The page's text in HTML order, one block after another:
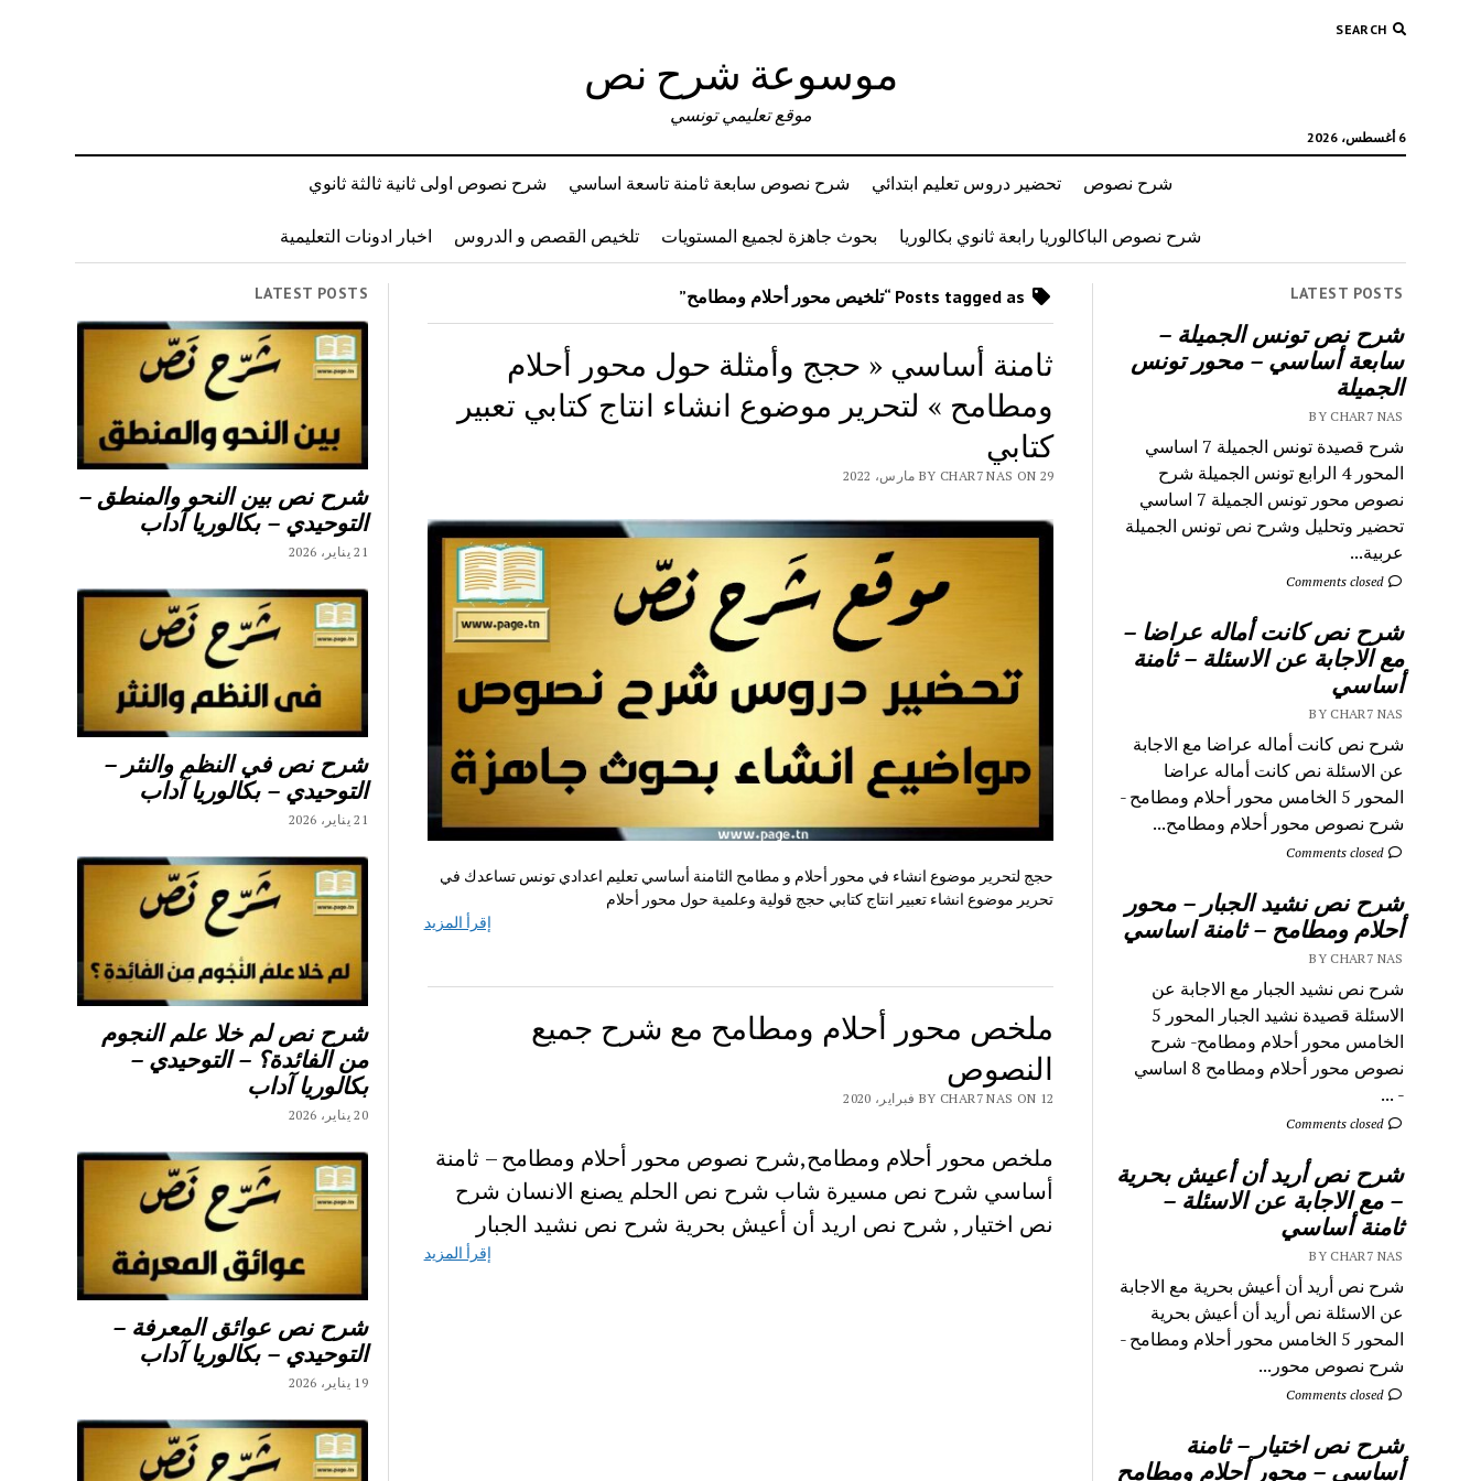
SEARCH
موسوعة شرح نص
6 أغسطس، 2026
موقع تعليمي تونسي
شرح نصوص تحضير دروس تعليم ابتدائي شرح نصوص سابعة ثامنة تاسعة اساسي شرح نصوص اولى ثانية ثالثة ثانوي
شرح نصوص الباكالوريا رابعة ثانوي بكالوريا بحوث جاهزة لجميع المستويات تلخيص القصص و الدروس اخبار ادونات التعليمية
LATEST POSTS
شرح نص تونس الجميلة –
سابعة أساسي – محور تونس
الجميلة
BY CHAR7 NAS
شرح قصيدة تونس الجميلة 7 اساسي
المحور 4 الرابع تونس الجميلة شرح
نصوص محور تونس الجميلة 7 اساسي
تحضير وتحليل وشرح نص تونس الجميلة
عربية...
Comments closed
شرح نص كانت أماله عراضا –
مع الاجابة عن الاسئلة – ثامنة
أساسي
BY CHAR7 NAS
شرح نص كانت أماله عراضا مع الاجابة
عن الاسئلة نص كانت أماله عراضا
المحور 5 الخامس محور أحلام ومطامح -
شرح نصوص محور أحلام ومطامح...
Comments closed
شرح نص نشيد الجبار – محور
أحلام ومطامح – ثامنة اساسي
BY CHAR7 NAS
شرح نص نشيد الجبار مع الاجابة عن
الاسئلة قصيدة نشيد الجبار المحور 5
الخامس محور أحلام ومطامح- شرح
نصوص محور أحلام ومطامح 8 اساسي
- ...
Comments closed
شرح نص أريد أن أعيش بحرية
– مع الاجابة عن الاسئلة –
ثامنة أساسي
BY CHAR7 NAS
شرح نص أريد أن أعيش بحرية مع الاجابة
عن الاسئلة نص أريد أن أعيش بحرية
المحور 5 الخامس محور أحلام ومطامح -
شرح نصوص محور...
Comments closed
شرح نص اختيار – ثامنة
أساسي – محور أحلام ومطامح
ثامنة أساسي « حجج وأمثلة حول محور أحلام
ومطامح » لتحرير موضوع انشاء انتاج كتابي تعبير
كتابي
BY CHAR7 NAS ON 29 مارس، 2022
حجج لتحرير موضوع انشاء في محور أحلام و مطامح الثامنة أساسي تعليم اعدادي تونس تساعدك في
تحرير موضوع انشاء تعبير انتاج كتابي حجج قولية وعلمية حول محور أحلام
إقرأ المزيد
ملخص محور أحلام ومطامح مع شرح جميع
النصوص
BY CHAR7 NAS ON 12 فبراير، 2020
ملخص محور أحلام ومطامح,شرح نصوص محور أحلام ومطامح – ثامنة
أساسي شرح نص مسيرة شاب شرح نص الحلم يصنع الانسان شرح
نص اختيار , شرح نص اريد أن أعيش بحرية شرح نص نشيد الجبار
إقرأ المزيد
LATEST POSTS
شرح نص بين النحو والمنطق –
التوحيدي – بكالوريا آداب
21 يناير، 2026
شرح نص في النظم والنثر –
التوحيدي – بكالوريا آداب
21 يناير، 2026
شرح نص لم خلا علم النجوم
من الفائدة؟ – التوحيدي –
بكالوريا آداب
20 يناير، 2026
شرح نص عوائق المعرفة –
التوحيدي – بكالوريا آداب
19 يناير، 2026